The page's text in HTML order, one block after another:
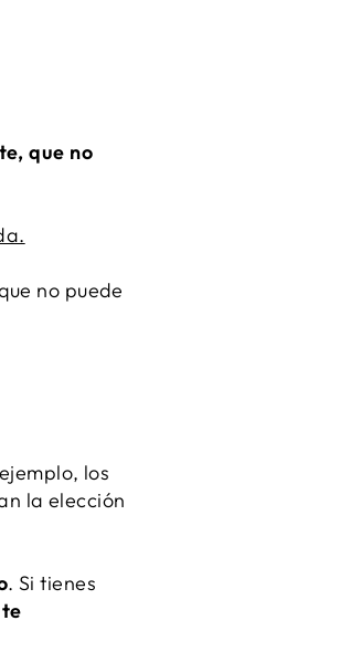
que no
no puede
los
la elección
. Si tienes
te